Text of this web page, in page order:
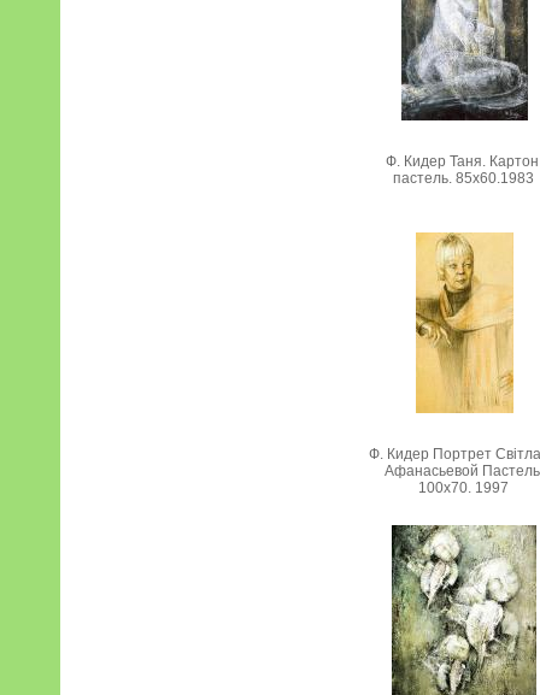
Ф. Кидер Таня.
пастель. 85х60.1983
Ф. Кидер Портрет
Афанасьевой
100х70. 1997